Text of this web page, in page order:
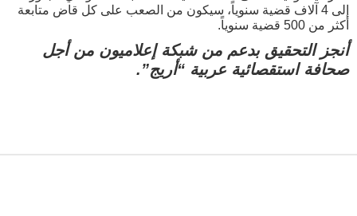
إلى 4 آلاف قضية سنوياً، سيكون من الصعب على كل قاض متابعة
أكثر من 500 قضية سنوياً.
أنجز التحقيق بدعم من شبكة إعلاميون من أجل
صحافة استقصائية عربية “أريج”.